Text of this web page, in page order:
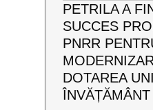
PETRILA A
SUCCES
PNRR
DOTAREA
ÎNVĂȚĂMÂNT